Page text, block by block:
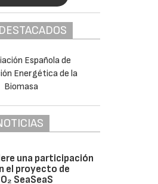
una participación
el proyecto de
SeaSeaS